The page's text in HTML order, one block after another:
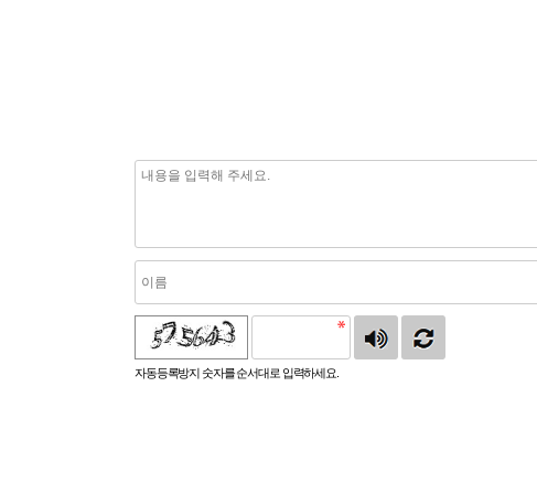
자동등록방지 숫자를 순서대로 입력하세요.